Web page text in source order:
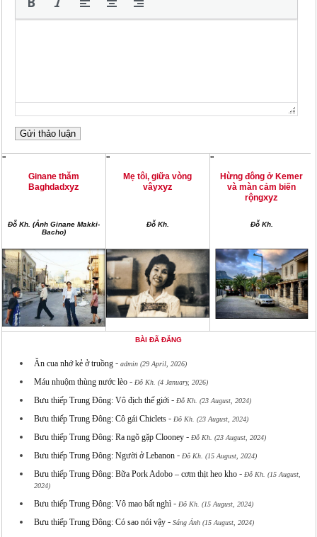
"
Ginane thăm
Baghdadxyz
Đỗ Kh. (Ảnh Ginane Makki-
Bacho)
"
Mẹ tôi, giữa vòng
vâyxyz
Đỗ Kh.
"
Hừng đông ở Kemer
và màn cảm biến
rộngxyz
Đỗ Kh.
BÀI ĐÃ ĐĂNG
Ăn cua nhớ kẻ ở truồng- admin (29 April, 2026)
Máu nhuộm thùng nước lèo- Đỗ Kh. (4 January, 2026)
Bưu thiếp Trung Đông: Vô địch thế giới- Đỗ Kh. (23 August, 2024)
Bưu thiếp Trung Đông: Cô gái Chiclets- Đỗ Kh. (23 August, 2024)
Bưu thiếp Trung Đông: Ra ngõ gặp Clooney- Đỗ Kh. (23 August, 2024)
Bưu thiếp Trung Đông: Người ở Lebanon- Đỗ Kh. (15 August, 2024)
Bưu thiếp Trung Đông: Bữa Pork Adobo – cơm thịt heo kho- Đỗ Kh. (15 August,
2024)
Bưu thiếp Trung Đông: Vô mao bất nghì- Đỗ Kh. (15 August, 2024)
Bưu thiếp Trung Đông: Có sao nói vậy- Sáng Ánh (15 August, 2024)